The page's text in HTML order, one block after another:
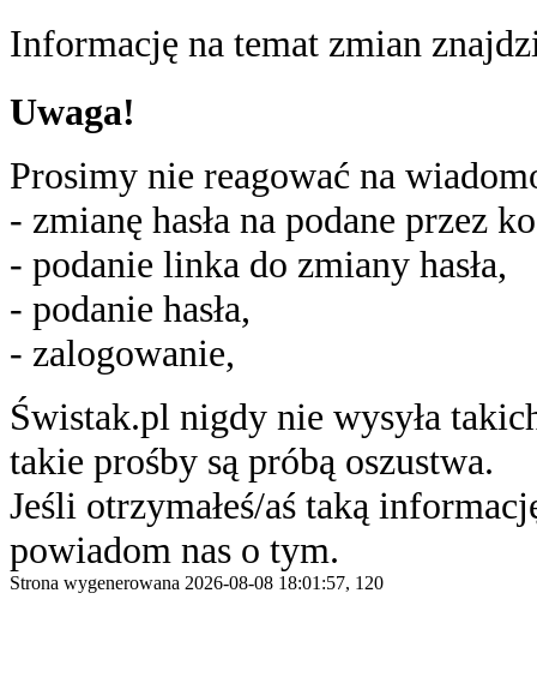
Informację na temat zmian
Uwaga!
Prosimy nie reagować na
- zmianę hasła na podane przez
- podanie linka do zmiany hasła,
- podanie hasła,
- zalogowanie,
Świstak.pl nigdy nie wysyła
takie prośby są próbą oszustwa.
Jeśli otrzymałeś/aś taką
powiadom nas o tym.
Strona wygenerowana 2026-08-08 18:01:57, 120